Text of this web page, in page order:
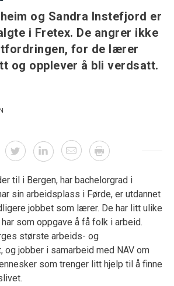
og Sandra Instefjord er
i Fretex. De angrer ikke
for de lærer
og opplever å bli verdsatt.
til i Bergen, har bachelorgrad i
sin arbeidsplass i Førde, er utdannet
jobbet som lærer. De har litt ulike
som oppgave å få folk i arbeid.
største arbeids- og
og jobber i samarbeid med NAV om
som trenger litt hjelp til å finne